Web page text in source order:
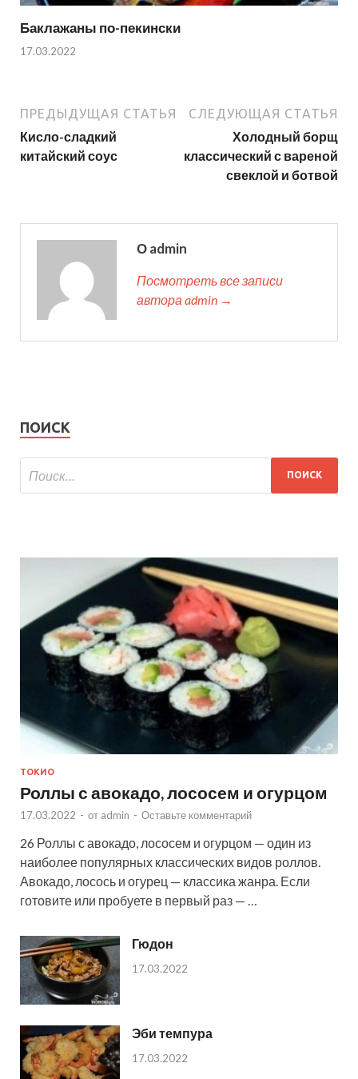
Баклажаны по-пекински
17.03.2022
ПРЕДЫДУЩАЯ СТАТЬЯ
Кисло-сладкий
китайский соус
СЛЕДУЮЩАЯ СТАТЬЯ
Холодный борщ
классический с вареной
свеклой и ботвой
О admin
Посмотреть все записи
автора admin →
ПОИСК
ТОКИО
Роллы с авокадо, лососем и огурцом
17.03.2022 - от admin - Оставьте комментарий
26 Роллы с авокадо, лососем и огурцом — один из
наиболее популярных классических видов роллов.
Авокадо, лосось и огурец — классика жанра. Если
готовите или пробуете в первый раз — …
Гюдон
17.03.2022
Эби темпура
17.03.2022